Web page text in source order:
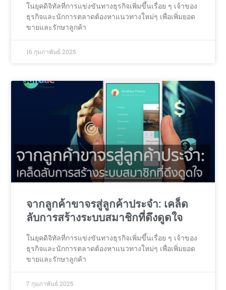
ในยุคดิจิทัลที่การแข่งขันทางธุรกิจเพิ่มขึ้นเรื่อย ๆ เจ้าของ
ธุรกิจและนักการตลาดต้องหาแนวทางใหม่ๆ เพื่อเพิ่มยอด
ขายและรักษาลูกค้า
16 กุมภาพันธ์ 2025
จากลูกค้าขาจรสู่ลูกค้าประจำ: เคล็ด
ลับการสร้างระบบสมาชิกที่ดึงดูดใจ
ในยุคดิจิทัลที่การแข่งขันทางธุรกิจเพิ่มขึ้นเรื่อย ๆ เจ้าของ
ธุรกิจและนักการตลาดต้องหาแนวทางใหม่ๆ เพื่อเพิ่มยอด
ขายและรักษาลูกค้า
7 กุมภาพันธ์ 2025